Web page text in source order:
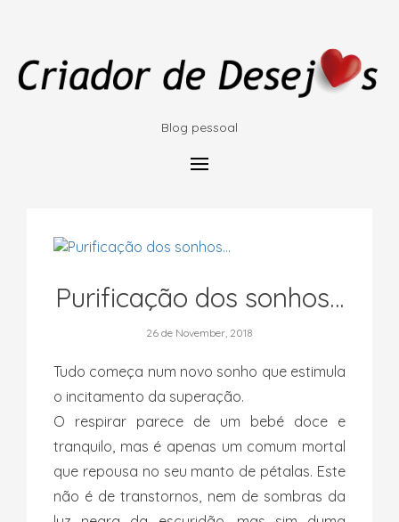
Blog pessoal
Purificação dos sonhos…
26 de November, 2018
Tudo começa num novo sonho que estimula
o incitamento da superação.
O respirar parece de um bebé doce e
tranquilo, mas é apenas um comum mortal
que repousa no seu manto de pétalas. Este
não é de transtornos, nem de sombras da